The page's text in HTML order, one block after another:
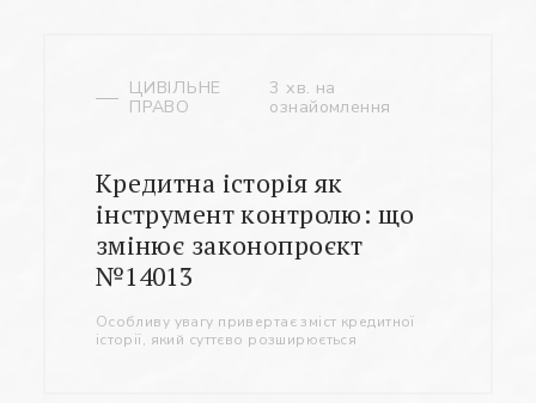
ЦИВІЛЬНЕ
ПРАВО
3 хв. на
ознайомлення
Кредитна історія як
інструмент контролю: що
змінює законопроєкт
№14013
Особливу увагу привертає зміст кредитної
історії, який суттєво розширюється